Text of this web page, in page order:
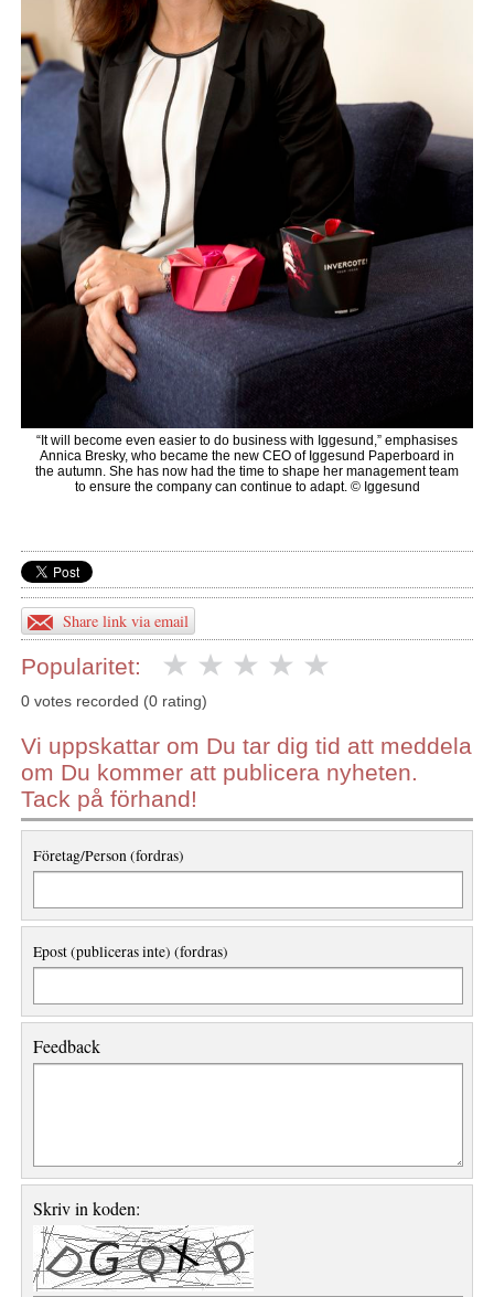
“It will become even easier to do business with Iggesund,” emphasises
Annica Bresky, who became the new CEO of Iggesund Paperboard in
the autumn. She has now had the time to shape her management team
to ensure the company can continue to adapt. © Iggesund
Share link via email
Popularitet:
0 votes recorded (0 rating)
Vi uppskattar om Du tar dig tid att meddela
om Du kommer att publicera nyheten.
Tack på förhand!
Företag/Person (fordras)
Epost (publiceras inte) (fordras)
Feedback
Skriv in koden: